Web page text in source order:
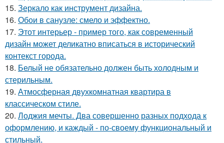
15. Зеркало как инструмент дизайна.
16. Обои в санузле: смело и эффектно.
17. Этот интерьер - пример того, как современный
дизайн может деликатно вписаться в исторический
контекст города.
18. Белый не обязательно должен быть холодным и
стерильным.
19. Атмосферная двухкомнатная квартира в
классическом стиле.
20. Лоджия мечты. Два совершенно разных подхода к
оформлению, и каждый - по-своему функциональный и
стильный.